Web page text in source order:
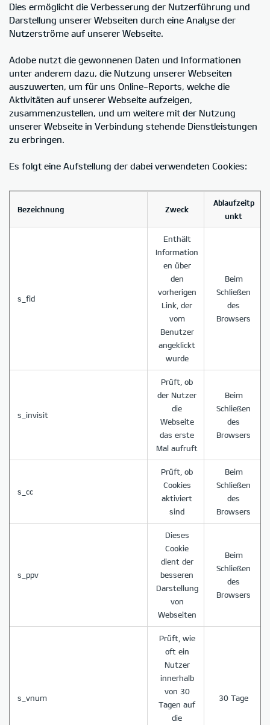
Dies ermöglicht die Verbesserung der Nutzerführung und
Darstellung unserer Webseiten durch eine Analyse der
Nutzerströme auf unserer Webseite.
Adobe nutzt die gewonnenen Daten und Informationen
unter anderem dazu, die Nutzung unserer Webseiten
auszuwerten, um für uns Online-Reports, welche die
Aktivitäten auf unserer Webseite aufzeigen,
zusammenzustellen, und um weitere mit der Nutzung
unserer Webseite in Verbindung stehende Dienstleistungen
zu erbringen.
Es folgt eine Aufstellung der dabei verwendeten Cookies:
Bezeichnung Zweck
Ablaufzeitp
unkt
s_fid
Enthält
Information
en über
den
vorherigen
Link, der
vom
Benutzer
angeklickt
wurde
Beim
Schließen
des
Browsers
s_invisit
Prüft, ob
der Nutzer
die
Webseite
das erste
Mal aufruft
Beim
Schließen
des
Browsers
s_cc
Prüft, ob
Cookies
aktiviert
sind
Beim
Schließen
des
Browsers
s_ppv
Dieses
Cookie
dient der
besseren
Darstellung
von
Webseiten
Beim
Schließen
des
Browsers
s_vnum
Prüft, wie
oft ein
Nutzer
innerhalb
von 30
Tagen auf
die
30 Tage